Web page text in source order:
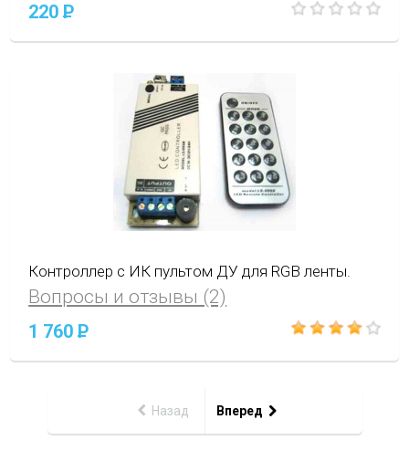
220P
Контроллер с ИК пультом ДУ для RGB ленты.
Вопросы и отзывы (2)
1 760P
Назад Вперед